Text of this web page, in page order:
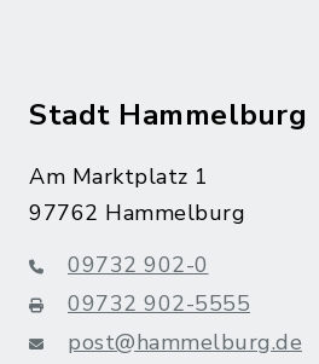
Stadt Hammelburg
Am Marktplatz 1
97762 Hammelburg
09732 902-0
09732 902-5555
post@hammelburg.de